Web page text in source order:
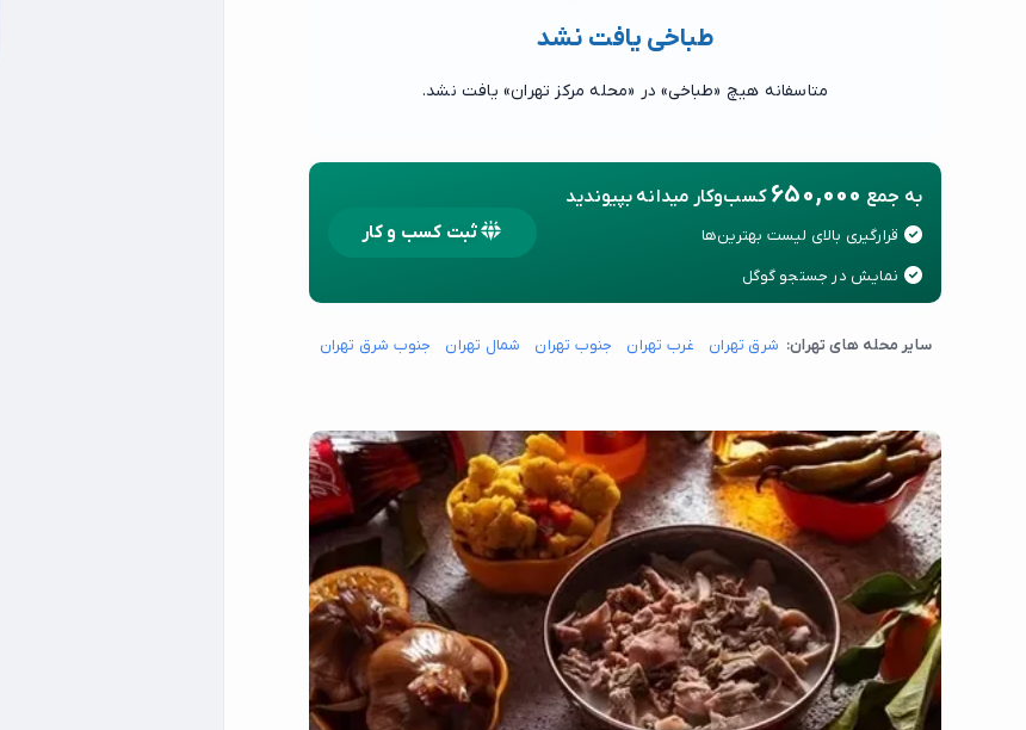
طباخی یافت نشد
متاسفانه هیچ «طباخی» در «محله مرکز تهران» یافت نشد.
به جمع 650,000 کسب‌وکار میدانه بپیوندید
قرارگیری بالای لیست بهترین‌ها
نمایش در جستجو گوگل
ثبت کسب و کار
سایر محله های تهران: شرق تهران غرب تهران جنوب تهران شمال تهران جنوب شرق تهران